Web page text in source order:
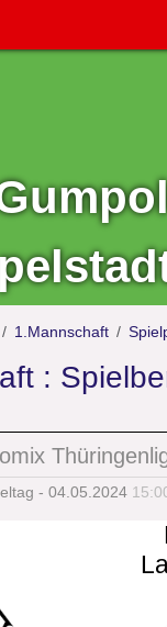
1.Mannschaft
:
- 04.05.2024